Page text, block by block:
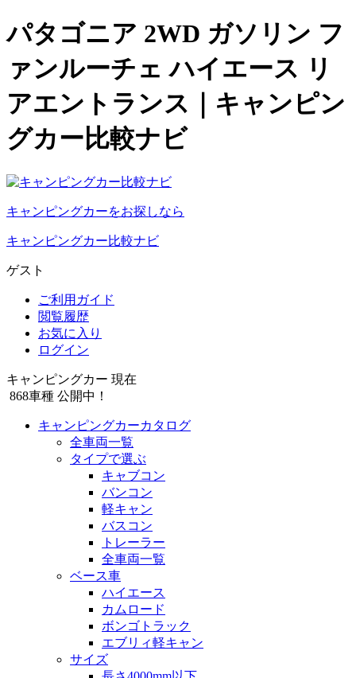
パタゴニア 2WD ガソリン フ
ァンルーチェ ハイエース リ
アエントランス｜キャンピン
グカー比較ナビ
キャンピングカーをお探しなら
キャンピングカー比較ナビ
ゲスト
ご利用ガイド
閲覧履歴
お気に入り
ログイン
キャンピングカー 現在
868車種 公開中！
キャンピングカーカタログ
全車両一覧
タイプで選ぶ
キャブコン
バンコン
軽キャン
バスコン
トレーラー
全車両一覧
ベース車
ハイエース
カムロード
ボンゴトラック
エブリィ軽キャン
サイズ